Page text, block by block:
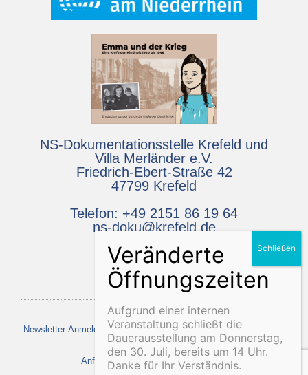
NS-Dokumentationsstelle Krefeld und
Villa Merländer e.V.
Friedrich-Ebert-Straße 42
47799 Krefeld
Telefon: +49 2151 86 19 64
ns-doku@krefeld.de
Newsletter-Anmeldung Projekt MEMOO Media
Anfahrt Impressum Datenschutz
Aufgrund einer internen
Veranstaltung schließt die
Dauerausstellung am Donnerstag,
den 30. Juli, bereits um 14 Uhr.
Danke für Ihr Verständnis.